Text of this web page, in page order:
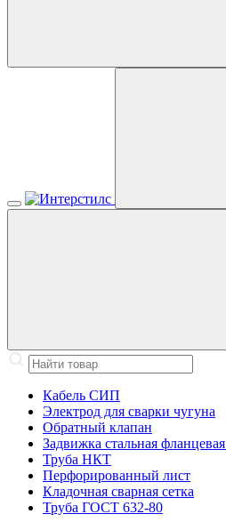
Кабель СИП
Электрод для сварки чугуна
Обратный клапан
Задвижка стальная
Труба НКТ
Перфорированный лист
Кладочная сварная сетка
Труба ГОСТ 632-80